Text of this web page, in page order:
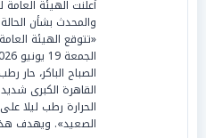
أعلنت الهيئة العامة
والمحدث بشأن
«تتوقع الهيئة
الصباح الباكر، حار
القاهرة الكبرى
الحرارة رطب ليلا
الصعيد». ويهدف